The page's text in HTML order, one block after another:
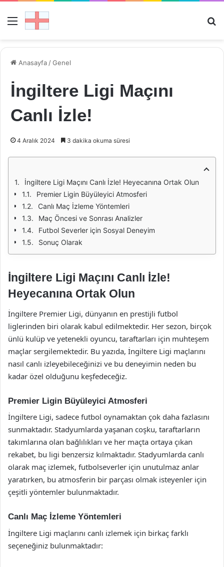
Menü
Anasayfa /Genel
İngiltere Ligi Maçını
Canlı İzle!
4 Aralık 2024 3 dakika okuma süresi
İngiltere Ligi Maçını Canlı İzle! Heyecanına Ortak Olun
Premier Ligin Büyüleyici Atmosferi
Canlı Maç İzleme Yöntemleri
Maç Öncesi ve Sonrası Analizler
Futbol Severler için Sosyal Deneyim
Sonuç Olarak
İngiltere Ligi Maçını Canlı İzle!
Heyecanına Ortak Olun
İngiltere Premier Ligi, dünyanın en prestijli futbol
liglerinden biri olarak kabul edilmektedir. Her sezon, birçok
ünlü kulüp ve yetenekli oyuncu, taraftarları için muhteşem
maçlar sergilemektedir. Bu yazıda, İngiltere Ligi maçlarını
nasıl canlı izleyebileceğinizi ve bu deneyimin neden bu
kadar özel olduğunu keşfedeceğiz.
Premier Ligin Büyüleyici Atmosferi
İngiltere Ligi, sadece futbol oynamaktan çok daha fazlasını
sunmaktadır. Stadyumlarda yaşanan coşku, taraftarların
takımlarına olan bağlılıkları ve her maçta ortaya çıkan
rekabet, bu ligi benzersiz kılmaktadır. Stadyumlarda canlı
olarak maç izlemek, futbolseverler için unutulmaz anlar
yaratırken, bu atmosferin bir parçası olmak isteyenler için
çeşitli yöntemler bulunmaktadır.
Canlı Maç İzleme Yöntemleri
İngiltere Ligi maçlarını canlı izlemek için birkaç farklı
seçeneğiniz bulunmaktadır: